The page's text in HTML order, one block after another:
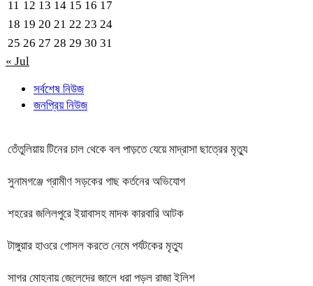
11 12 13 14 15 16 17
18 19 20 21 22 23 24
25 26 27 28 29 30 31
« Jul
সর্বশেষ নিউজ
জনপ্রিয় নিউজ
তেঁতুলিয়ায় টিনের চাল থেকে বল পাড়তে যেয়ে মাদ্রাসা ছাত্রের মৃত্যু
সুনামগঞ্জে গ্রামীণ সড়কের গাছ কর্তনের অভিযোগ
শহরের জলিলপুরে ইয়াবাসহ মাদক কারবারি আটক
টাঙ্গুয়ার হাওরে গোসল করতে নেমে পর্যটকের মৃত্যু
সাগর মোহনায় জেলেদের জালে ধরা পড়ল রাজা ইলিশ